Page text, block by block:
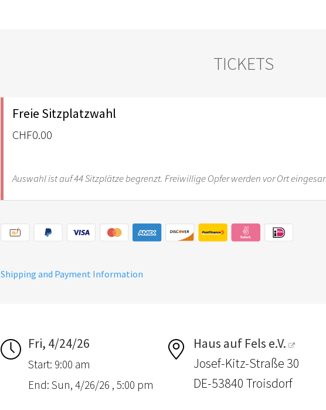
TICKETS
Freie Sitzplatzwahl
CHF0.00
Auswahl ist auf 44 Sitzplätze begrenzt. Freiwillige Opfer werden vor Ort
Shipping and Payment Information
Fri, 4/24/26
Start: 9:00 am
End: Sun, 4/26/26 , 5:00 pm
Haus auf Fels e.V.
Josef-Kitz-Straße 30
DE-53840 Troisdorf